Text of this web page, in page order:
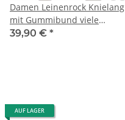
Damen Leinenrock Knielang
mit Gummibund viele
Farben 38-40 One Size
39,90 € *
AUF LAGER